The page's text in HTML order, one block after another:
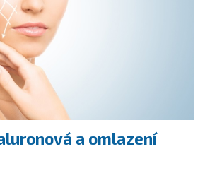
a omlazení